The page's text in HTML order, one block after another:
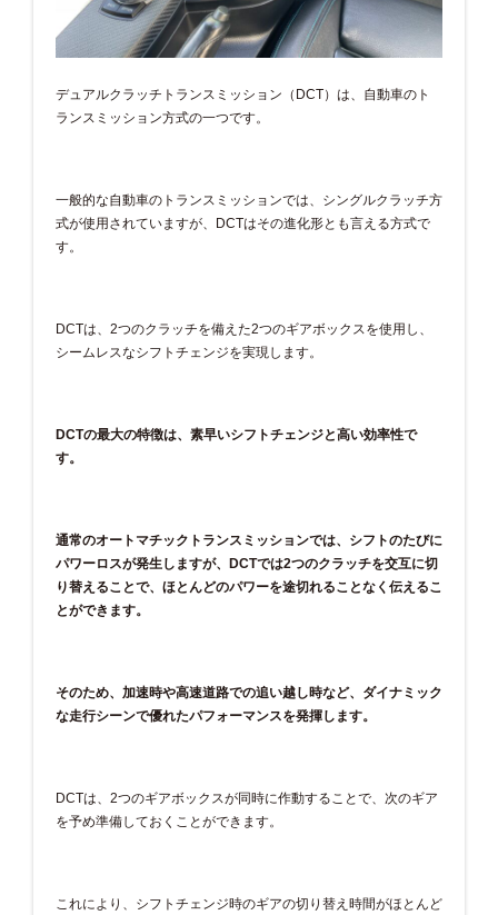
デュアルクラッチトランスミッション（DCT）は、自動車のト
ランスミッション方式の一つです。
一般的な自動車のトランスミッションでは、シングルクラッチ方
式が使用されていますが、DCTはその進化形とも言える方式で
す。
DCTは、2つのクラッチを備えた2つのギアボックスを使用し、
シームレスなシフトチェンジを実現します。
DCTの最大の特徴は、素早いシフトチェンジと高い効率性で
す。
通常のオートマチックトランスミッションでは、シフトのたびに
パワーロスが発生しますが、DCTでは2つのクラッチを交互に切
り替えることで、ほとんどのパワーを途切れることなく伝えるこ
とができます。
そのため、加速時や高速道路での追い越し時など、ダイナミック
な走行シーンで優れたパフォーマンスを発揮します。
DCTは、2つのギアボックスが同時に作動することで、次のギア
を予め準備しておくことができます。
これにより、シフトチェンジ時のギアの切り替え時間がほとんど